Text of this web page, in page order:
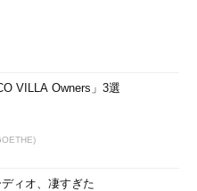
VILLA Owners」3選
ィオ、凄すぎた